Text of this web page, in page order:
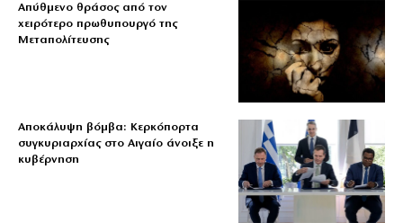
Απύθμενο θράσος από τον
χειρότερο πρωθυπουργό της
Μεταπολίτευσης
Αποκάλυψη βόμβα: Κερκόπορτα
συγκυριαρχίας στο Αιγαίο άνοιξε η
κυβέρνηση